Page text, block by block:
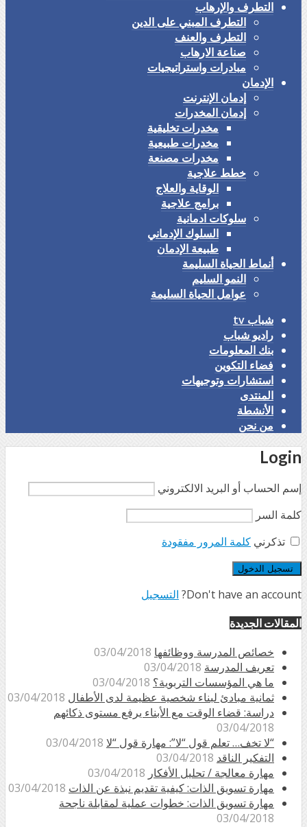
التطرف والإرهاب
التطرف المبني على الدين
التطرف والعنف
صناعة الارهاب
مبادرات واستراتيجيات
الإدمان
إدمان الإنترنت
إدمان المخدرات
مخدرات تخليقية
مخدرات طبيعية
مخدرات مصنعة
خطط علاجية
الوقاية والعلاج
برامج علاجية
سلوكات ادمانية
السلوك الإدماني
طبيعة الإدمان
أنماط الحياة السليمة
النمو السليم
عوامل الحياة السليمة
شباب tv
راديو شباب
بنك المعلومات
فضاء التكوين
استشارات وتوجيهات
المنتدى
الأنشطة
من نحن
Login
إسم الحساب أو البريد الالكتروني
كلمة السر
تذكرني كلمة المرور مفقودة
Don't have an account? التسجيل
المقالات الجديدة
خصائص المدرسة ووظائفها 03/04/2018
تعريف المدرسة 03/04/2018
ما هي المؤسسات التربوية؟ 03/04/2018
ثمانية مبادئ لبناء شخصية عظيمة لدى الأطفال 03/04/2018
دراسة: قضاء الوقت مع الأبناء يرفع مستوى ذكائهم
03/04/2018
“لا تخف… تعلم قول “لا”: مهارة قول “لا 03/04/2018
التفكير الناقد 03/04/2018
مهارة معالجة / تحليل الأفكار 03/04/2018
مهارة تسويق الذات: كيفية تقديم نبذة عن الذات 03/04/2018
مهارة تسويق الذات: خطوات عملية لمقابلة ناجحة
03/04/2018